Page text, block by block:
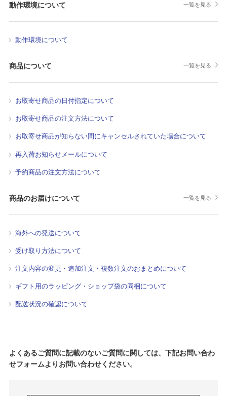
動作環境について 一覧を見る
動作環境について
商品について 一覧を見る
お取寄せ商品の日付指定について
お取寄せ商品の注文方法について
お取寄せ商品が知らない間にキャンセルされていた場合について
再入荷お知らせメールについて
予約商品の注文方法について
商品のお届けについて 一覧を見る
海外への発送について
受け取り方法について
注文内容の変更・追加注文・複数注文のおまとめについて
ギフト用のラッピング・ショップ袋の同梱について
配送状況の確認について
よくあるご質問に記載のないご質問に関しては、下記お問い合わ
せフォームよりお問い合わせください。